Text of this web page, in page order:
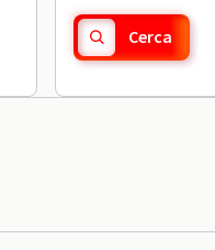
Cerca